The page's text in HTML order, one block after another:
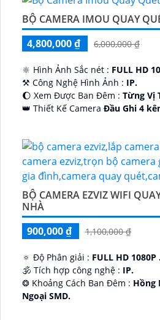
BỘ CAMERA IMOU QUAY
4,800,000 ₫
6,000,000 ₫
🔆 Hình Ảnh Sắc nét : FULL HD
⚒ Công Nghệ Hình Ảnh : IP.
🌔 Xem Được Ban Đêm : Từng Vị
👑 Thiết Kế Camera Đầu Ghi 4
BỘ CAMERA EZVIZ WIFI
NHÀ
900,000 ₫
1,100,000 ₫
🔅 Độ Phân giải : FULL HD 1080P
🕉️ Tích hợp công nghệ : IP.
❂ Khoảng Cách Ban Đêm : Hồng
Ngoại SMD.